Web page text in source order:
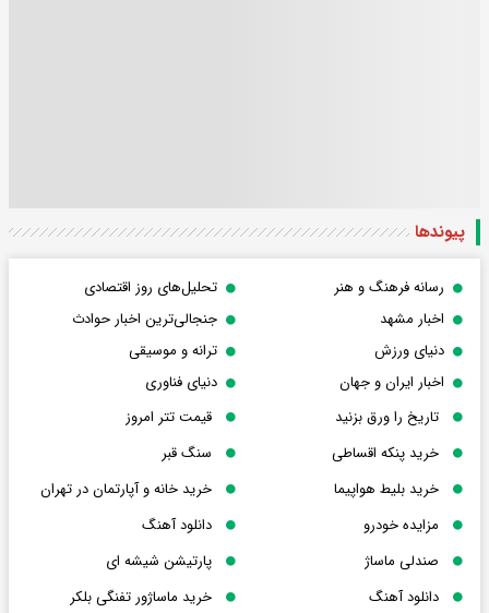
پیوندها
رسانه فرهنگ و هنر
تحلیل‌های روز اقتصادی
اخبار مشهد
جنجالی‌ترین اخبار حوادث
دنیای ورزش
ترانه و موسیقی
اخبار ایران و جهان
دنیای فناوری
تاریخ را ورق بزنید
قیمت تتر امروز
خرید پنکه اقساطی
سنگ قبر
خرید بلیط هواپیما
خرید خانه و آپارتمان در تهران
مزایده خودرو
دانلود آهنگ
صندلی ماساژ
پارتیشن شیشه ای
دانلود آهنگ
خرید ماساژور تفنگی بلکر